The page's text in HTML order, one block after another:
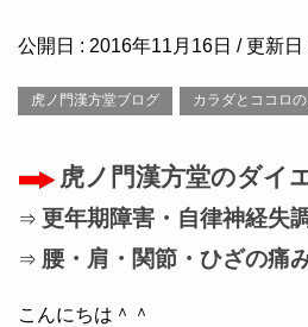
公開日 : 2016年11月16日 / 更新日
虎ノ門漢方堂ブログ カラダとココロ
虎ノ門漢方堂のダイ
⇒ 更年期障害・自律神経失
⇒ 腰・肩・関節・ひざの痛
こんにちは＾＾